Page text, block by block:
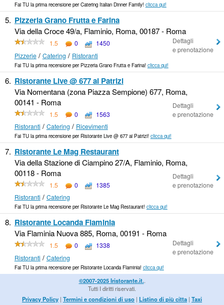
Fai TU la prima recensione per Catering Italian Dinner Family! clicca qui!
5. Pizzeria Grano Frutta e Farina
Via della Croce 49/a, Flaminio, Roma, 00187 - Roma
1.5 0
1450
Pizzerie/ Catering / Ristoranti
Dettagli
e prenotazione
Fai TU la prima recensione per Pizzeria Grano Frutta e Farina! clicca qui!
6. Ristorante Live @ 677 ai Patrizi
Via Nomentana (zona Piazza Sempione) 677, Roma,
00141 - Roma
1.5 0
1563
Ristoranti / Catering / Ricevimenti
Dettagli
e prenotazione
Fai TU la prima recensione per Ristorante Live @ 677 ai Patrizi! clicca qui!
7. Ristorante Le Mag Restaurant
Via della Stazione di Ciampino 27/A, Flaminio, Roma,
00118 - Roma
1.5 0
1385
Ristoranti / Catering
Dettagli
e prenotazione
Fai TU la prima recensione per Ristorante Le Mag Restaurant! clicca qui!
8. Ristorante Locanda Flaminia
Via Flaminia Nuova 885, Roma, 00191 - Roma
1.5 0
1338
Ristoranti / Catering
Dettagli
e prenotazione
Fai TU la prima recensione per Ristorante Locanda Flaminia! clicca qui!
©2007-2025 Iristorante.it..
Tutti I diritti riservati.
Privacy Policy | Termini e condizioni di uso | Listino di più citta | Taxi